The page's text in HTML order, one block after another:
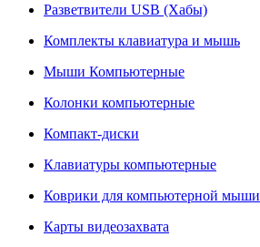
Разветвители USB (Хабы)
Комплекты клавиатура и мышь
Мыши Компьютерные
Колонки компьютерные
Компакт-диски
Клавиатуры компьютерные
Коврики для компьютерной мыши
Карты видеозахвата